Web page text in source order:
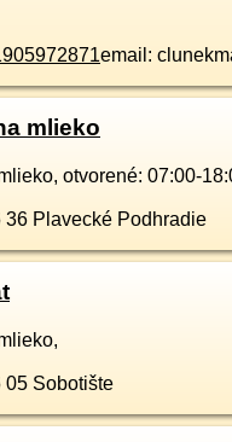
email:
mlieko
otvorené: 07:00-
36 Plavecké Podhradie
05 Sobotište